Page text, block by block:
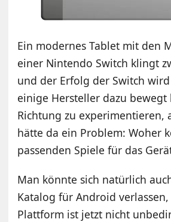
Ein modernes Tablet mit den
einer Nintendo Switch klingt
und der Erfolg der Switch
einige Hersteller dazu bewegt
Richtung zu experimentieren,
hätte da ein Problem: Woher
passenden Spiele für das
Man könnte sich natürlich
Katalog für Android
Plattform ist jetzt nicht